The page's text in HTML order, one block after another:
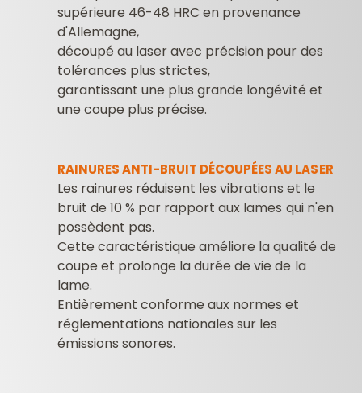
supérieure 46-48 HRC en provenance
d'Allemagne,
découpé au laser avec précision pour des
tolérances plus strictes,
garantissant une plus grande longévité et
une coupe plus précise.
RAINURES ANTI-BRUIT DÉCOUPÉES AU LASER
Les rainures réduisent les vibrations et le
bruit de 10 % par rapport aux lames qui n'en
possèdent pas.
Cette caractéristique améliore la qualité de
coupe et prolonge la durée de vie de la
lame.
Entièrement conforme aux normes et
réglementations nationales sur les
émissions sonores.